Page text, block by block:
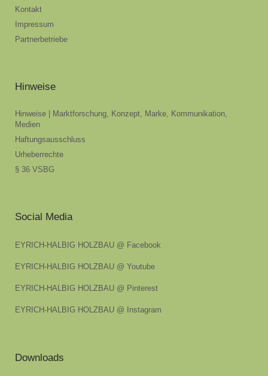
Kontakt
Impressum
Partnerbetriebe
Hinweise
Hinweise | Marktforschung, Konzept, Marke, Kommunikation,
Medien
Haftungsausschluss
Urheberrechte
§ 36 VSBG
Social Media
EYRICH-HALBIG HOLZBAU @ Facebook
EYRICH-HALBIG HOLZBAU @ Youtube
EYRICH-HALBIG HOLZBAU @ Pinterest
EYRICH-HALBIG HOLZBAU @ Instagram
Downloads